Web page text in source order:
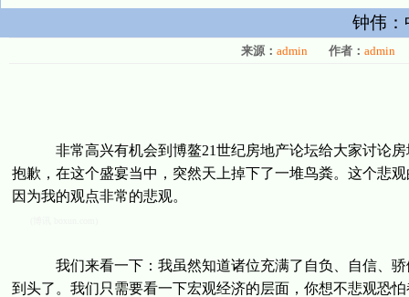
钟伟：
来源： admin 作者： admin
非常高兴有机会到博鳌21世纪房地产论坛给大家讨论房
抱歉，在这个盛宴当中，突然天上掉下了一堆鸟粪。这个悲
因为我的观点非常的悲观。
我们来看一下：我虽然知道诸位充满了自负、自信、骄
到头了。我们只需要看一下宏观经济的层面，你想不悲观恐